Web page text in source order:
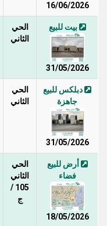
16/06/2026
بيت للبيع
31/05/2026
الحي
الثاني
دبلكس للبيع
جاهزة
31/05/2026
الحي
الثاني
أرض للبيع
فضاء
18/05/2026
الحي
الثاني
105 /
ج